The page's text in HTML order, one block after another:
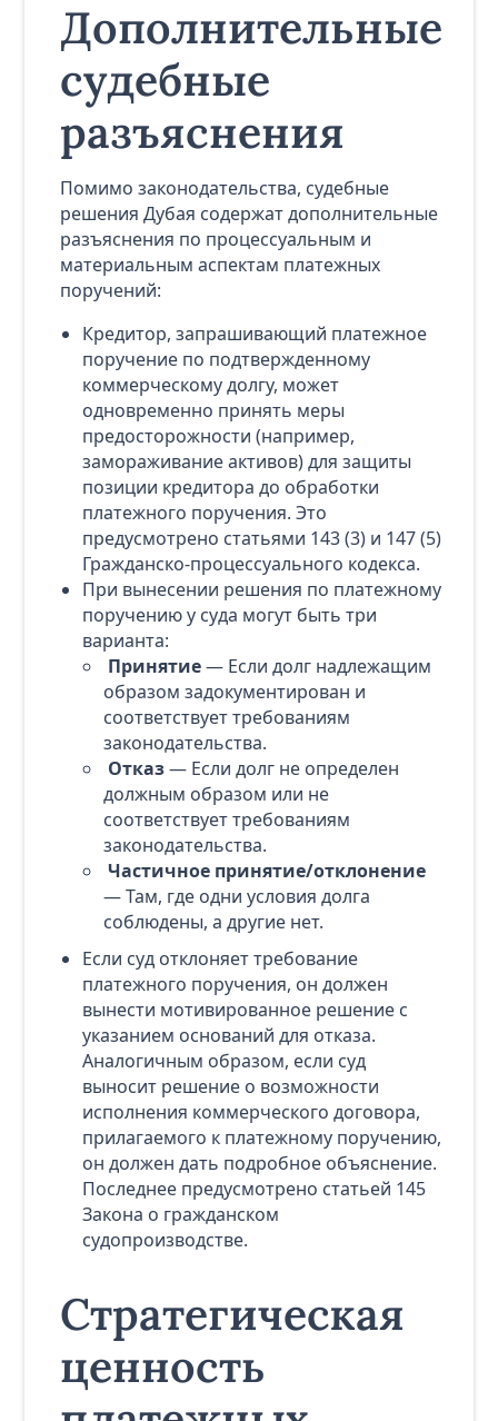
Дополнительные
судебные
разъяснения
Помимо законодательства, судебные
решения Дубая содержат дополнительные
разъяснения по процессуальным и
материальным аспектам платежных
поручений:
Кредитор, запрашивающий платежное
поручение по подтвержденному
коммерческому долгу, может
одновременно принять меры
предосторожности (например,
замораживание активов) для защиты
позиции кредитора до обработки
платежного поручения. Это
предусмотрено статьями 143 (3) и 147 (5)
Гражданско-процессуального кодекса.
При вынесении решения по платежному
поручению у суда могут быть три
варианта:
Принятие— Если долг надлежащим
образом задокументирован и
соответствует требованиям
законодательства.
Отказ— Если долг не определен
должным образом или не
соответствует требованиям
законодательства.
Частичное принятие/отклонение
— Там, где одни условия долга
соблюдены, а другие нет.
Если суд отклоняет требование
платежного поручения, он должен
вынести мотивированное решение с
указанием оснований для отказа.
Аналогичным образом, если суд
выносит решение о возможности
исполнения коммерческого договора,
прилагаемого к платежному поручению,
он должен дать подробное объяснение.
Последнее предусмотрено статьей 145
Закона о гражданском
судопроизводстве.
Стратегическая
ценность